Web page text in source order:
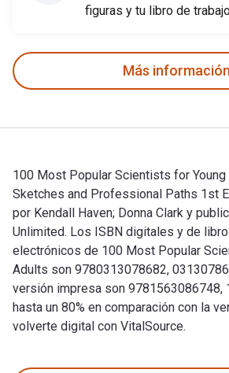
figuras y tu libro de
Más información
100 Most Popular Scientists for
Sketches and Professional Paths 1st
por Kendall Haven; Donna Clark y
Unlimited. Los ISBN digitales y de
electrónicos de 100 Most Popular
Adults son 9780313078682,
versión impresa son 9781563086748,
hasta un 80% en comparación con la
volverte digital con VitalSource.